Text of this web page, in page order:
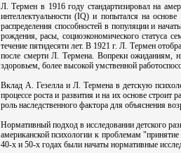
Л. Термен в 1916 году стандартизировал на
интеллектуальности (IQ) и попытался на
распределения способностей в популяции и
рождения, расы, социоэкономического статуса
течение пятидесяти лет. В 1921 г. Л. Термен
после смерти Л. Термена. Вопреки ожиданиям,
здоровьем, более высокой умственной
Вклад А. Гезелла и Л. Термена в детскую
процессе роста и развития и на их основе
роль наследственного фактора для объяснения
Нормативный подход в исследовании детского
американской психологии к проблемам
40-х и 50-х годах были начаты нормативные